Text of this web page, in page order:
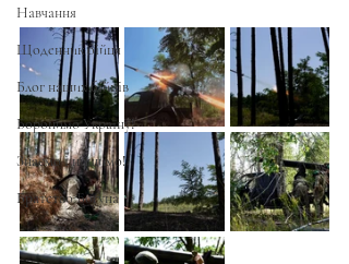
Навчання
Щоденник бійця
Блог наших бійців
Боронимо Україну!
Знаємо і нищимо!
Братство Богуна